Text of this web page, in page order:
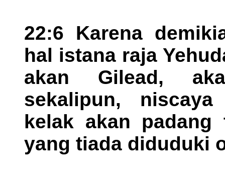
22:6 Karena
hal istana raja
akan Gilead,
sekalipun,
kelak akan
yang tiada diduduki